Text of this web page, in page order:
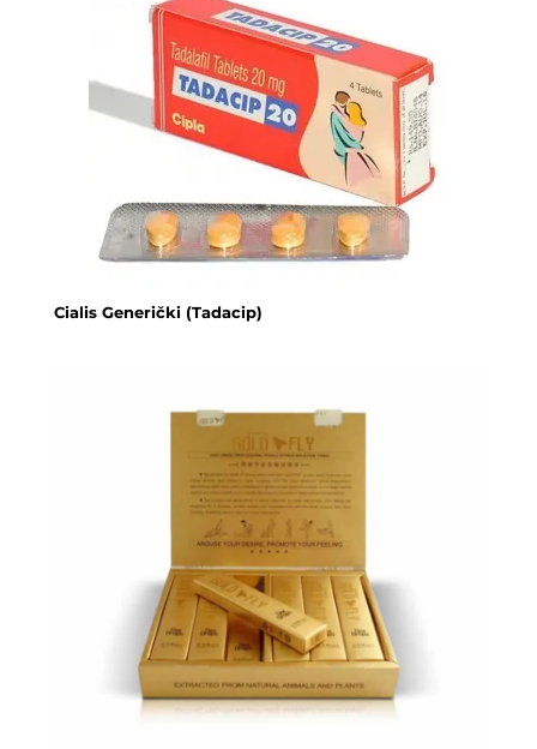
Cialis Generički (Tadacip)